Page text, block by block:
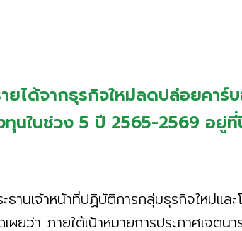
ยได้จากธุรกิจใหม่ลดปล่อยคาร์
นในช่วง 5 ปี 2565-2569 อยู่ที่
านเจ้าหน้าที่ปฏิบัติการกลุ่มธุรกิจใหม่แล
ผยว่า ภายใต้เป้าหมายการประกาศเจ